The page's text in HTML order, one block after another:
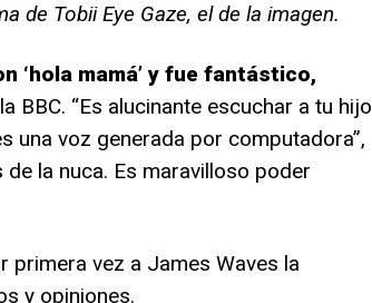
de Tobii Eye Gaze, el de la imagen.
‘hola mamá’ y fue fantástico,
BBC. “Es alucinante escuchar a tu hijo
una voz generada por computadora”,
la nuca. Es maravilloso poder
primera vez a James Waves la
y opiniones.